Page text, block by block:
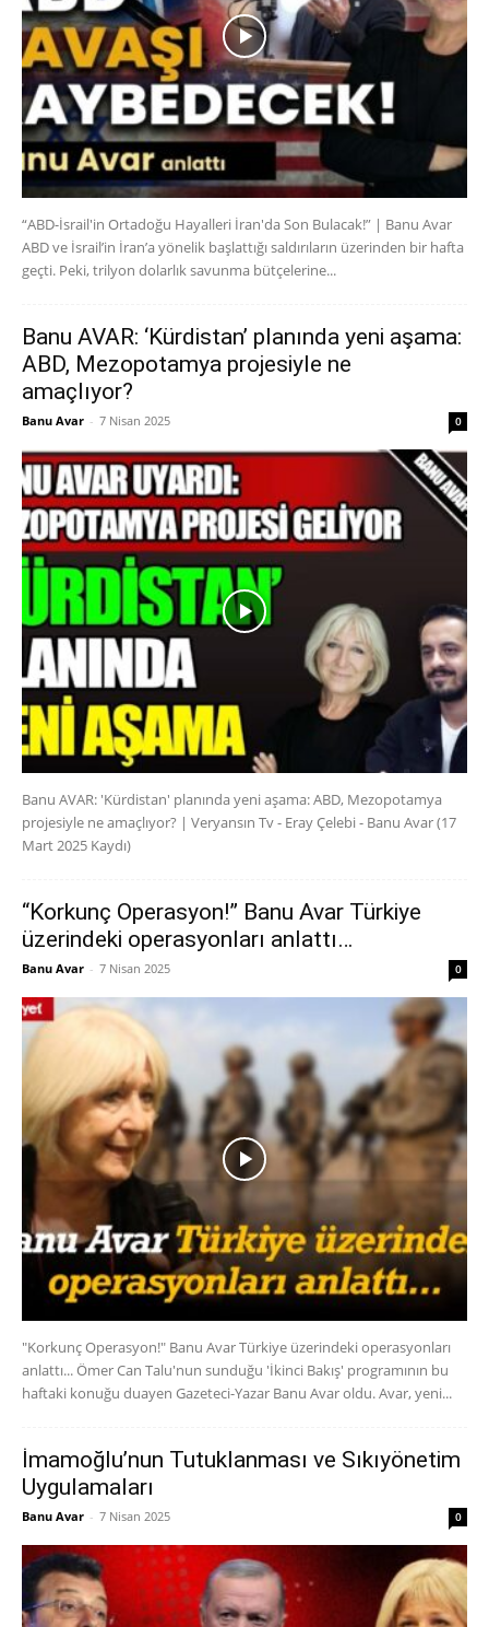
“ABD-İsrail'in Ortadoğu Hayalleri İran'da Son Bulacak!” | Banu Avar
ABD ve İsrail’in İran’a yönelik başlattığı saldırıların üzerinden bir hafta
geçti. Peki, trilyon dolarlık savunma bütçelerine...
Banu AVAR: ‘Kürdistan’ planında yeni aşama:
ABD, Mezopotamya projesiyle ne
amaçlıyor?
Banu Avar - 7 Nisan 2025 0
Banu AVAR: 'Kürdistan' planında yeni aşama: ABD, Mezopotamya
projesiyle ne amaçlıyor? | Veryansın Tv - Eray Çelebi - Banu Avar (17
Mart 2025 Kaydı)
“Korkunç Operasyon!” Banu Avar Türkiye
üzerindeki operasyonları anlattı…
Banu Avar - 7 Nisan 2025 0
"Korkunç Operasyon!" Banu Avar Türkiye üzerindeki operasyonları
anlattı... Ömer Can Talu'nun sunduğu 'İkinci Bakış' programının bu
haftaki konuğu duayen Gazeteci-Yazar Banu Avar oldu. Avar, yeni...
İmamoğlu’nun Tutuklanması ve Sıkıyönetim
Uygulamaları
Banu Avar - 7 Nisan 2025 0